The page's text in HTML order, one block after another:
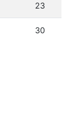
23
30